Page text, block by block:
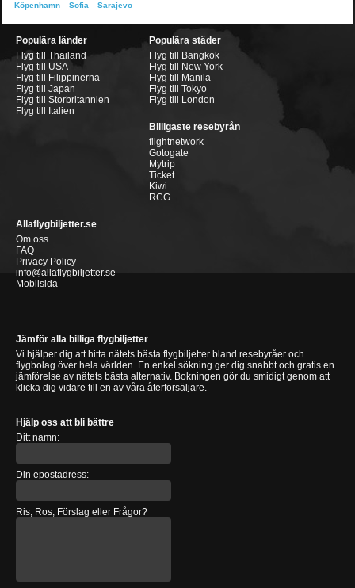
Köpenhamn Sofia Sarajevo
Populära länder
Flyg till Thailand
Flyg till USA
Flyg till Filippinerna
Flyg till Japan
Flyg till Storbritannien
Flyg till Italien
Populära städer
Flyg till Bangkok
Flyg till New York
Flyg till Manila
Flyg till Tokyo
Flyg till London
Billigaste resebyrån
flightnetwork
Gotogate
Mytrip
Ticket
Kiwi
RCG
Allaflygbiljetter.se
Om oss
FAQ
Privacy Policy
info@allaflygbiljetter.se
Mobilsida
Jämför alla billiga flygbiljetter
Vi hjälper dig att hitta nätets bästa flygbiljetter bland resebyråer och
flygbolag över hela världen. En enkel sökning ger dig snabbt och gratis en
jämförelse av nätets bästa alternativ. Bokningen gör du smidigt genom att
klicka dig vidare till en av våra återförsäljare.
Hjälp oss att bli bättre
Ditt namn:
Din epostadress:
Ris, Ros, Förslag eller Frågor?